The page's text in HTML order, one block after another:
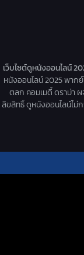
เว็บไซต์ดูหนังออนไลน์
หนังออนไลน์ 2025 พาก
ตลก คอมเมดี้ ดราม่า
ลิขสิทธิ์ ดูหนังออนไลน์ไม่